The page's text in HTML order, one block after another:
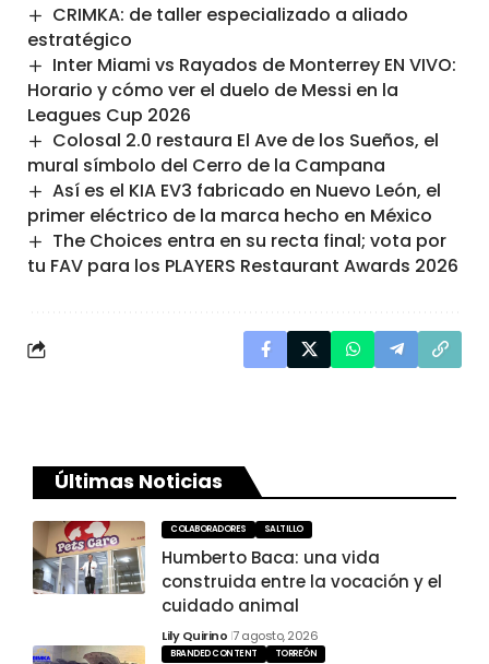
CRIMKA: de taller especializado a aliado
estratégico
Inter Miami vs Rayados de Monterrey EN VIVO:
Horario y cómo ver el duelo de Messi en la
Leagues Cup 2026
Colosal 2.0 restaura El Ave de los Sueños, el
mural símbolo del Cerro de la Campana
Así es el KIA EV3 fabricado en Nuevo León, el
primer eléctrico de la marca hecho en México
The Choices entra en su recta final; vota por
tu FAV para los PLAYERS Restaurant Awards 2026
Últimas Noticias
COLABORADORES SALTILLO
Humberto Baca: una vida
construida entre la vocación y el
cuidado animal
Lily Quirino 7 agosto, 2026
BRANDED CONTENT TORREÓN